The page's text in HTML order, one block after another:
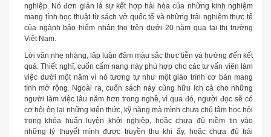
nghiệp. Nó đơn giản là sự kết hợp hài hòa của những kinh nghiệm
mang tính học thuật từ sách vở quốc tế và những trải nghiệm thực tế
của ngành bảo hiểm nhân thọ trên dưới 20 năm qua tại thị trường
Việt Nam.
Lời văn nhẹ nhàng, lập luận đậm màu sắc thực tiễn và hướng đến kết
quả. Thiết nghĩ, cuốn cẩm nang này phù hợp cho các tư vấn viên làm
việc dưới một năm vì nó tương tự như một giáo trình cơ bản mang
tính mở rộng. Ngoài ra, cuốn sách này cũng hữu ích cả cho những
người làm việc lâu năm hơn trong nghề, vì qua đó, người đọc sẽ có
cơ hội ôn lại những kiến thức, kỹ năng mà mình chưa chú tâm học hỏi
trong khóa huấn luyện khởi nghiệp, hoặc chưa đủ niềm tin vào
những lý thuyết mình được truyền thụ khi ấy, hoặc chưa đủ trải